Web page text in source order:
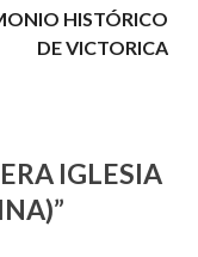
HISTÓRICO
DE VICTORICA
IGLESIA